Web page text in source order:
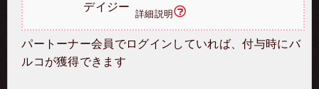
デイジー
詳細説明
パートーナー会員でログインしていれば、付与時にバ
ルコが獲得できます